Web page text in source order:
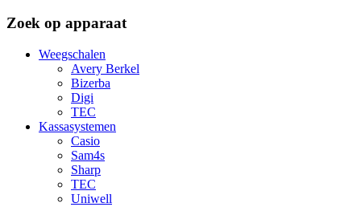
Zoek op apparaat
Weegschalen
Avery Berkel
Bizerba
Digi
TEC
Kassasystemen
Casio
Sam4s
Sharp
TEC
Uniwell